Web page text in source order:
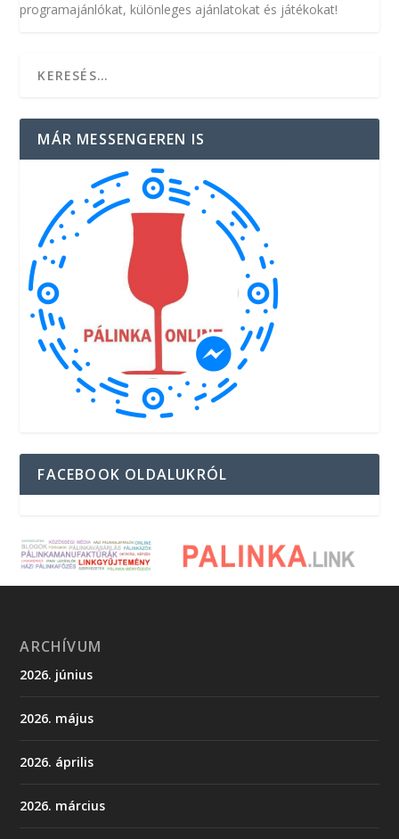
programajánlókat, különleges ajánlatokat és játékokat!
MÁR MESSENGEREN IS
FACEBOOK OLDALUKRÓL
ARCHÍVUM
2026. június
2026. május
2026. április
2026. március